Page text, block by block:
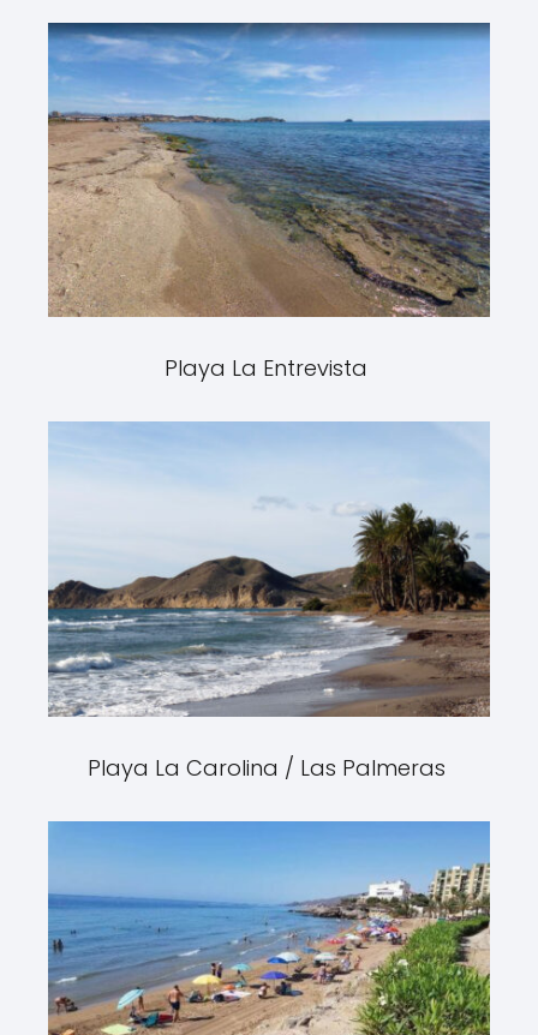
Playa La Entrevista
Playa La Carolina / Las Palmeras